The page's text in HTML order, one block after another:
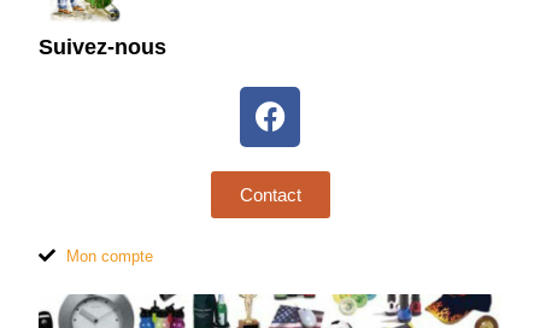
Suivez-nous
Contact
Mon compte